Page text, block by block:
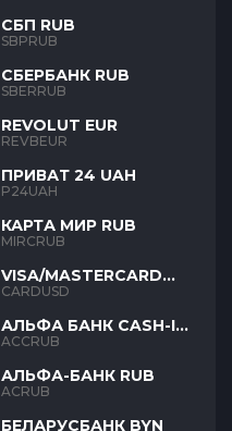
СБП RUB
SBPRUB
СБЕРБАНК RUB
SBERRUB
REVOLUT EUR
REVBEUR
ПРИВАТ 24 UAH
P24UAH
КАРТА МИР RUB
MIRCRUB
VISA/MASTERCARD
USD
CARDUSD
АЛЬФА БАНК CASH-IN
RUB
ACCRUB
АЛЬФА-БАНК RUB
ACRUB
БЕЛАРУСБАНК BYN